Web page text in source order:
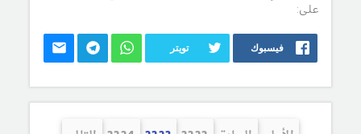
على:
فيسبوك تويتر